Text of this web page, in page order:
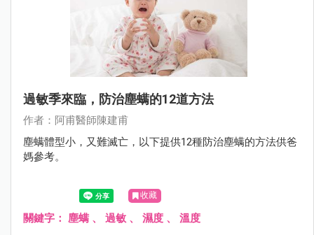
過敏季來臨，防治塵螨的12道方法
作者：阿甫醫師陳建甫
塵螨體型小，又難滅亡，以下提供12種防治塵螨的方法供爸
媽參考。
收藏
關鍵字： 塵螨 、 過敏 、 濕度 、 溫度